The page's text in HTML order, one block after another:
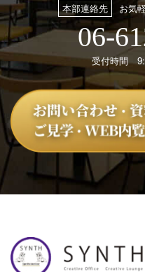
本部連絡先 お気
06-
受付時間